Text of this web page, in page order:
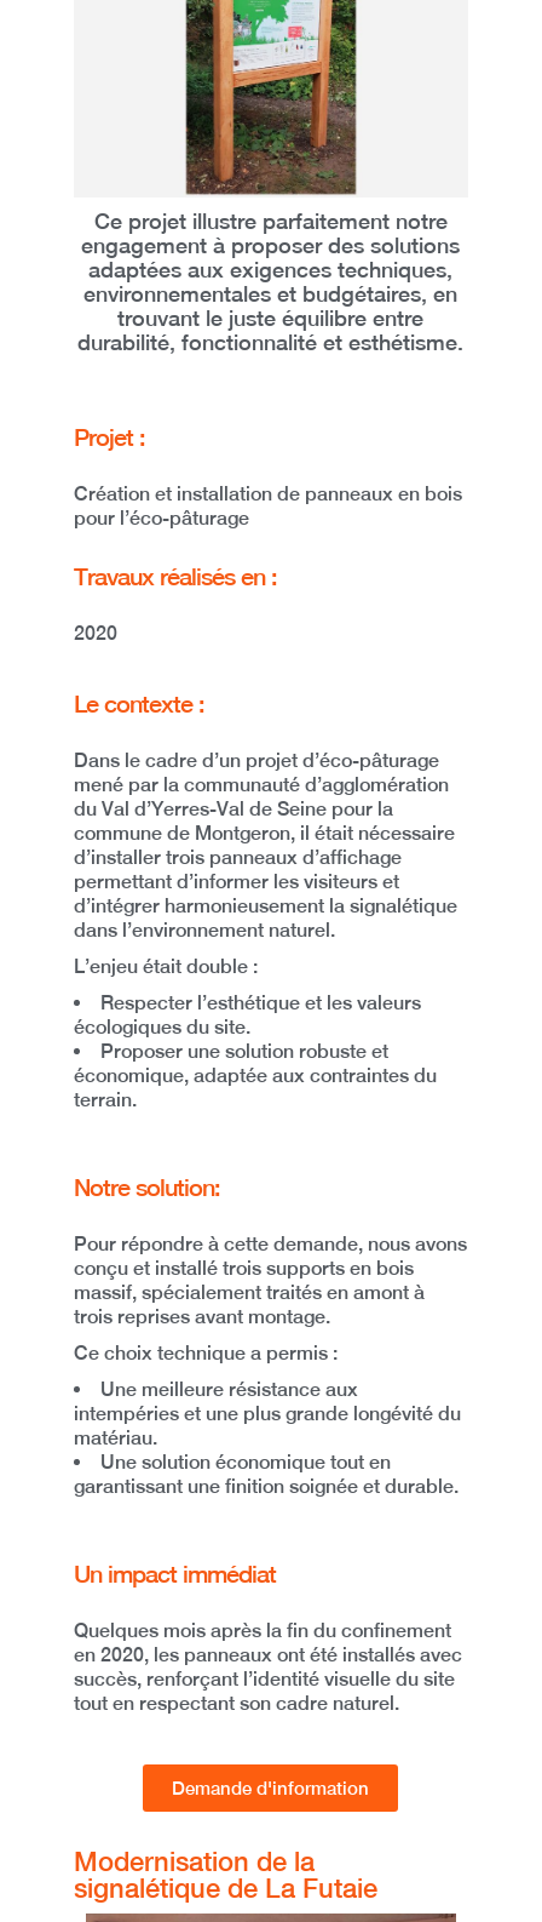
Ce projet illustre parfaitement notre
engagement à proposer dessolutions
adaptées aux exigences techniques,
environnementales et budgétaires, en
trouvant le juste équilibre entre
durabilité, fonctionnalité et esthétisme.
Projet :
Création et installation de panneaux en bois
pour l’éco-pâturage
Travaux réalisés en :
2020
Le contexte :
Dans le cadre d’un projet d’éco-pâturage
mené par la communauté d’agglomération
du Val d’Yerres-Val de Seine pour la
commune de Montgeron, il était nécessaire
d’installertrois panneaux d’affichage
permettant d’informer les visiteurs et
d’intégrer harmonieusement la signalétique
dans l’environnement naturel.
L’enjeu était double :
Respecter l’esthétique et les valeurs
écologiques du site.
Proposer une solution robuste et
économique, adaptée aux contraintes du
terrain.
Notre solution:
Pour répondre à cette demande, nous avons
conçu et installétrois supports en bois
massif, spécialementtraités en amont à
trois reprises avant montage.
Ce choix technique a permis :
Une meilleure résistance aux
intempéries et une plus grande longévité du
matériau.
Une solution économique tout en
garantissant une finition soignée et durable.
Un impact immédiat
Quelques mois après la fin du confinement
en 2020, les panneaux ont été installés avec
succès, renforçant l’identité visuelle du site
tout en respectant son cadre naturel .
Demande d'information
Modernisation de la
signalétique de La Futaie